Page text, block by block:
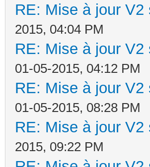
RE: Mise à jour V2
2015, 04:04 PM
RE: Mise à jour V2
01-05-2015, 04:12 PM
RE: Mise à jour V2
01-05-2015, 08:28 PM
RE: Mise à jour V2
2015, 09:22 PM